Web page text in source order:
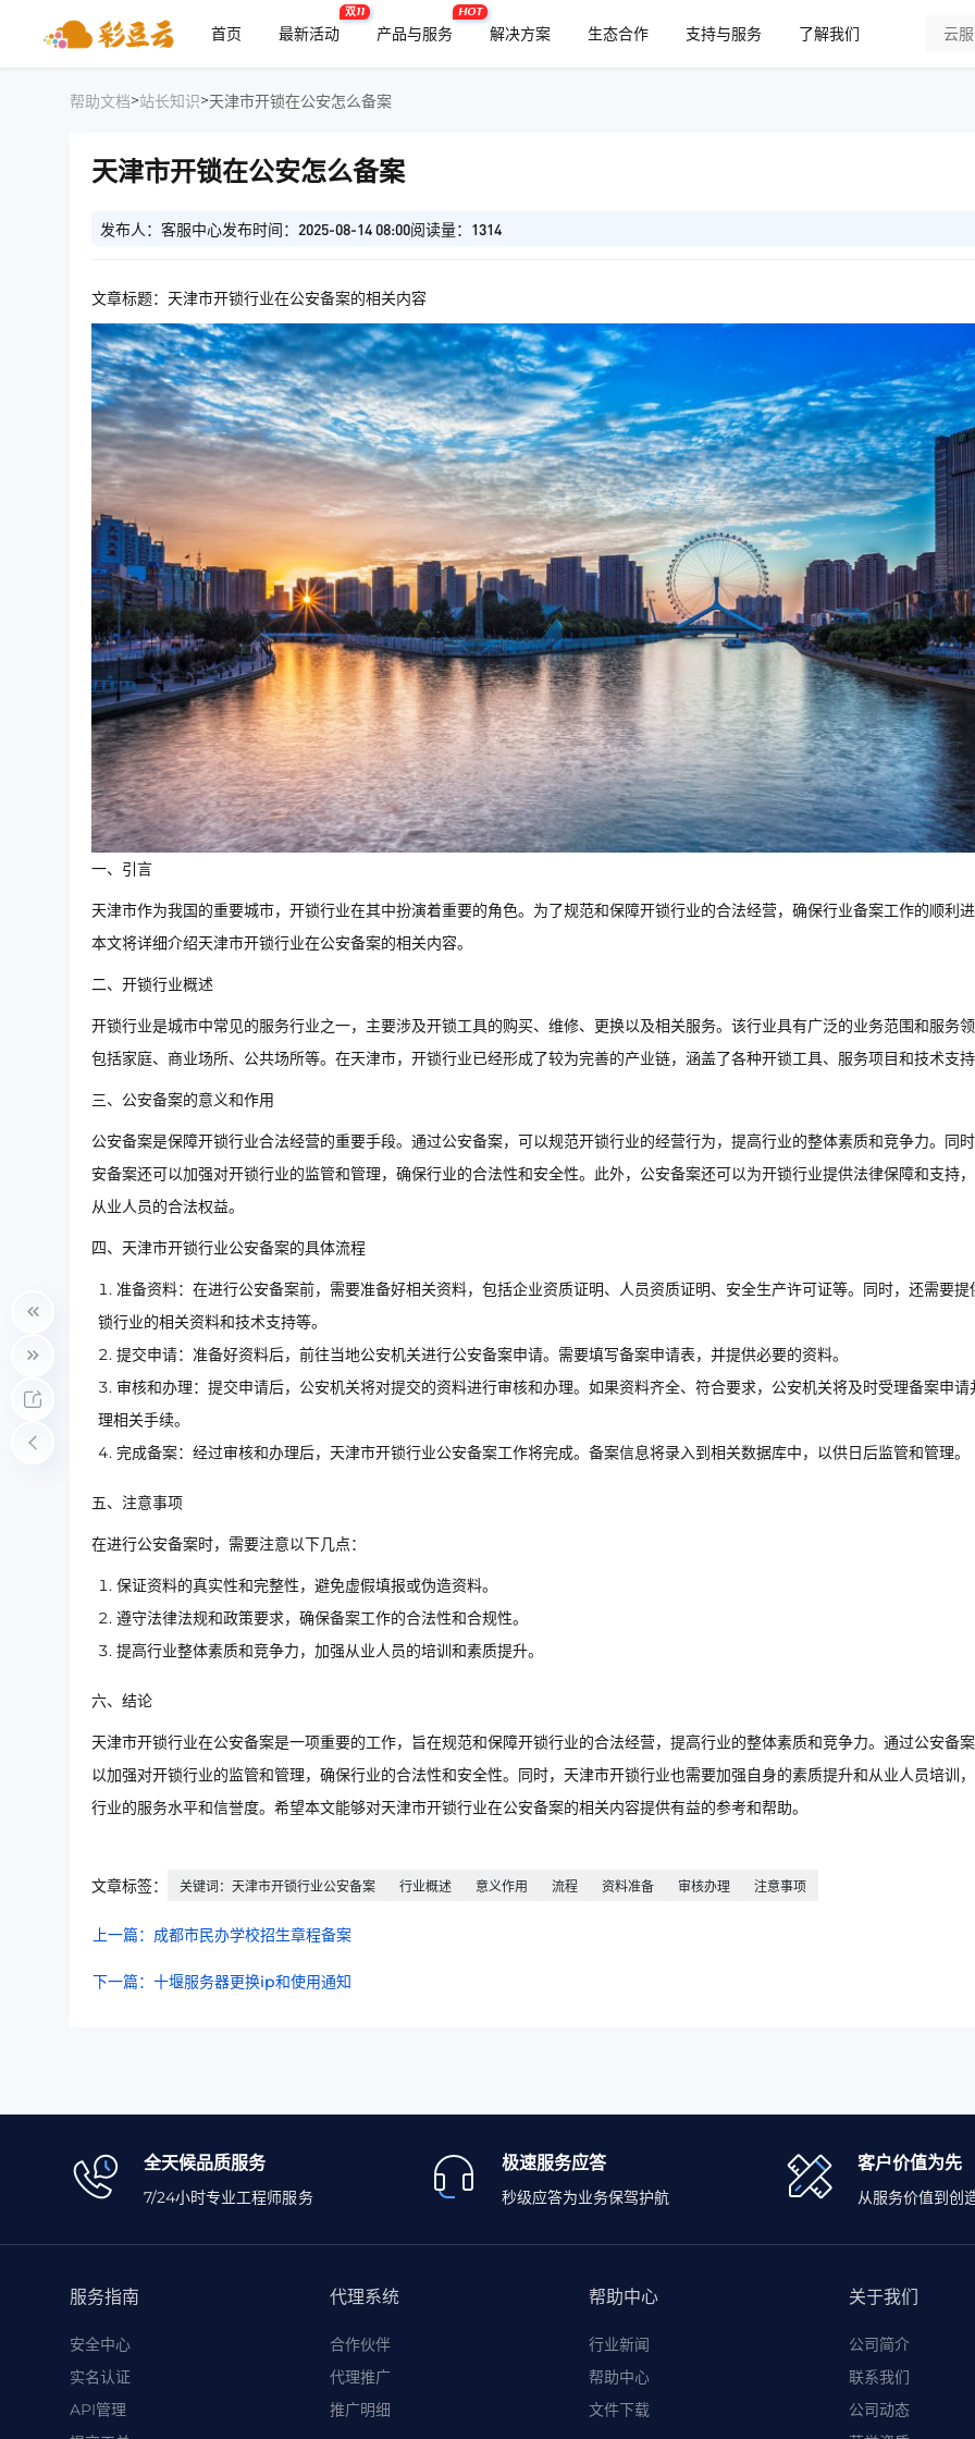
首页 最新活动
双11
产品与服务
HOT
解决方案 生态合作 支持与服务 了解我们
帮助文档>站长知识>天津市开锁在公安怎么备案
天津市开锁在公安怎么备案
发布人：客服中心发布时间：2025-08-14 08:00阅读量：1314
文章标题：天津市开锁行业在公安备案的相关内容
一、引言
天津市作为我国的重要城市，开锁行业在其中扮演着重要的角色。为了规范和保障开锁行业的合法经营，确保行业备案工作的顺利
本文将详细介绍天津市开锁行业在公安备案的相关内容。
二、开锁行业概述
开锁行业是城市中常见的服务行业之一，主要涉及开锁工具的购买、维修、更换以及相关服务。该行业具有广泛的业务范围和服务
包括家庭、商业场所、公共场所等。在天津市，开锁行业已经形成了较为完善的产业链，涵盖了各种开锁工具、服务项目和技术支
三、公安备案的意义和作用
公安备案是保障开锁行业合法经营的重要手段。通过公安备案，可以规范开锁行业的经营行为，提高行业的整体素质和竞争力。同
安备案还可以加强对开锁行业的监管和管理，确保行业的合法性和安全性。此外，公安备案还可以为开锁行业提供法律保障和支持
从业人员的合法权益。
四、天津市开锁行业公安备案的具体流程
准备资料：在进行公安备案前，需要准备好相关资料，包括企业资质证明、人员资质证明、安全生产许可证等。同时，还需要提
锁行业的相关资料和技术支持等。
提交申请：准备好资料后，前往当地公安机关进行公安备案申请。需要填写备案申请表，并提供必要的资料。
审核和办理：提交申请后，公安机关将对提交的资料进行审核和办理。如果资料齐全、符合要求，公安机关将及时受理备案申请
理相关手续。
完成备案：经过审核和办理后，天津市开锁行业公安备案工作将完成。备案信息将录入到相关数据库中，以供日后监管和管理。
五、注意事项
在进行公安备案时，需要注意以下几点：
保证资料的真实性和完整性，避免虚假填报或伪造资料。
遵守法律法规和政策要求，确保备案工作的合法性和合规性。
提高行业整体素质和竞争力，加强从业人员的培训和素质提升。
六、结论
天津市开锁行业在公安备案是一项重要的工作，旨在规范和保障开锁行业的合法经营，提高行业的整体素质和竞争力。通过公安备
以加强对开锁行业的监管和管理，确保行业的合法性和安全性。同时，天津市开锁行业也需要加强自身的素质提升和从业人员培训
行业的服务水平和信誉度。希望本文能够对天津市开锁行业在公安备案的相关内容提供有益的参考和帮助。
文章标签： 关键词：天津市开锁行业公安备案 行业概述 意义作用 流程 资料准备 审核办理 注意事项
上一篇：成都市民办学校招生章程备案
下一篇：十堰服务器更换ip和使用通知
全天候品质服务
7/24小时专业工程师服务
极速服务应答
秒级应答为业务保驾护航
客户价值为先
从服务价值到创
服务指南
安全中心
实名认证
API管理
代理系统
合作伙伴
代理推广
推广明细
帮助中心
行业新闻
帮助中心
文件下载
关于我们
公司简介
联系我们
公司动态